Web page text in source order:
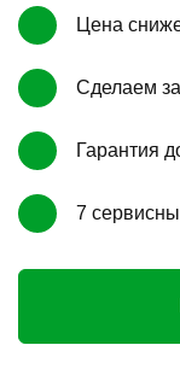
Цена
Сделаем
Гарантия
7